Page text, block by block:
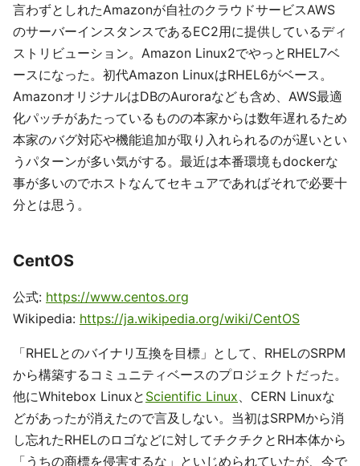
言わずとしれたAmazonが自社のクラウドサービスAWS
のサーバーインスタンスであるEC2用に提供しているディ
ストリビューション。Amazon Linux2でやっとRHEL7ベ
ースになった。初代Amazon LinuxはRHEL6がベース。
AmazonオリジナルはDBのAuroraなども含め、AWS最適
化パッチがあたっているものの本家からは数年遅れるため
本家のバグ対応や機能追加が取り入れられるのが遅いとい
うパターンが多い気がする。最近は本番環境もdockerな
事が多いのでホストなんてセキュアであればそれで必要十
分とは思う。
CentOS
公式: https://www.centos.org
Wikipedia: https://ja.wikipedia.org/wiki/CentOS
「RHELとのバイナリ互換を目標」として、RHELのSRPM
から構築するコミュニティベースのプロジェクトだった。
他にWhitebox Linuxと Scientific Linux、CERN Linuxな
どがあったが消えたので言及しない。当初はSRPMから消
し忘れたRHELのロゴなどに対してチクチクとRH本体から
「うちの商標を侵害するな」といじめられていたが、今で